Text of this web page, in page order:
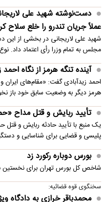
عملاً جریان تندرو را خلع سلاح
شهید علی لاریجانی در بخشی از این
مجلس به تمام وزرا رأی اعتماد داد.
آینده تنگه هرمز از نگاه
احمد زیدآبادی گفت: «مقام‌های ایران
هرمز دیگر به وضعیت سابق خود باز
تأیید ربایش و قتل مداح
یک منبع با تأیید حادثه ربایش و قتل
پلیسی و قضایی برای شناسایی و
بورس دوباره رکورد زد
شاخص کل بورس تهران برای نخستین ‌بار وارد کانال
سخنگوی قوه قضائیه:
محمدباقر خرازی به دادگاه